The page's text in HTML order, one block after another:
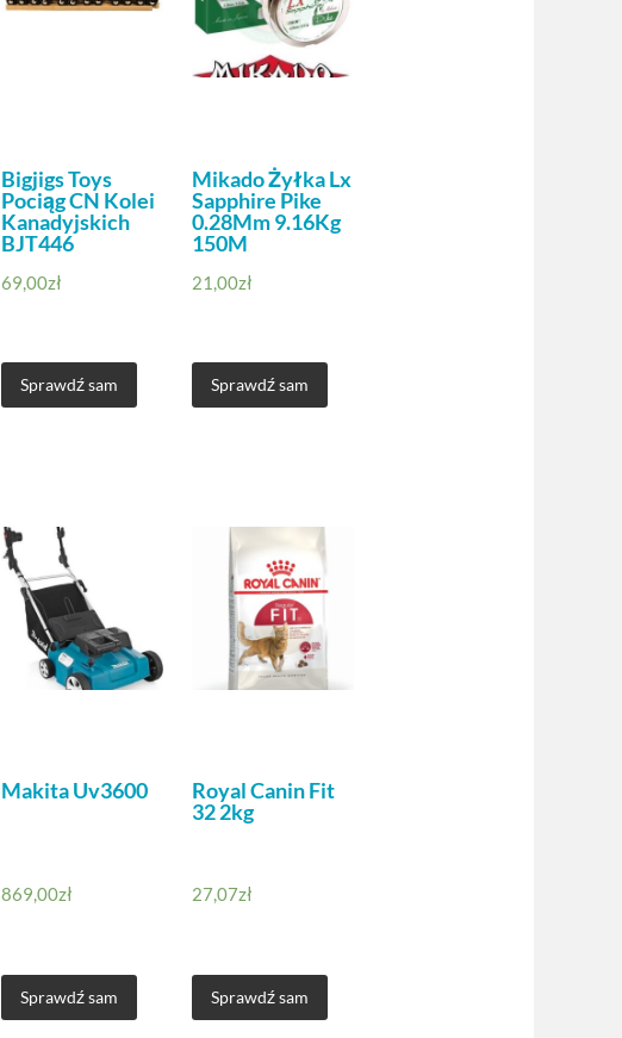
Bigjigs Toys
Pociąg CN Kolei
Kanadyjskich
BJT446
69,00zł
Sprawdź sam
Mikado Żyłka Lx
Sapphire Pike
0.28Mm 9.16Kg
150M
21,00zł
Sprawdź sam
Makita Uv3600
869,00zł
Sprawdź sam
Royal Canin Fit
32 2kg
27,07zł
Sprawdź sam